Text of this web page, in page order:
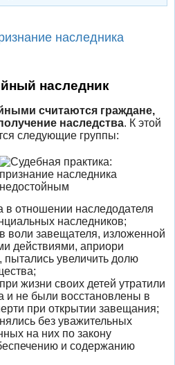
наследника
наследник
считаются граждане,
наследства. К этой
следующие группы:
отношении наследодателя
наследников;
воли завещателя, изложенной
действиями, априори
пытались увеличить долю
жизни своих детей утратили
и не были восстановлены в
при открытии завещания;
без уважительных
на них по закону
и содержанию